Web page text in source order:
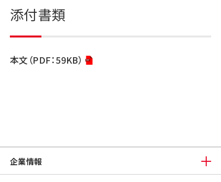
添付書類
本文（PDF：59KB）
企業情報